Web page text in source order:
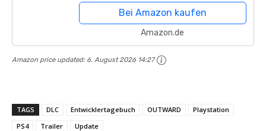
Bei Amazon kaufen
Amazon.de
Amazon price updated: 6. August 2026 14:27
TAGS DLC Entwicklertagebuch OUTWARD
Playstation
PS4
Trailer Update